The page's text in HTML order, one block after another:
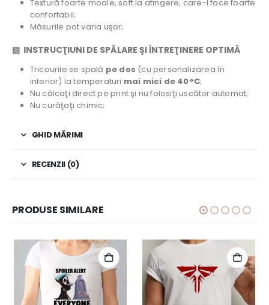
Textură foarte moale, soft la atingere, care-l face foarte
confortabil;
Măsurile pot varia uşor;
▧ INSTRUCŢIUNI DE SPĂLARE ŞI ÎNTREŢINERE OPTIMĂ
Tricourile se spală pe dos (cu personalizarea în
interior) la temperaturi mai mici de 40°C;
Nu călcaţi direct pe print şi nu folosiţi uscător automat;
Nu curăţaţi chimic;
GHID MĂRIMI
RECENZII (0)
PRODUSE SIMILARE